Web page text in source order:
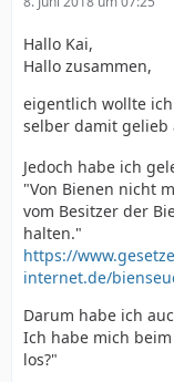
Hallo Kai,
Hallo zusammen,
eigentlich wollte
selber damit gelieb
Jedoch habe ich
"Von Bienen nicht
vom Besitzer der
halten."
https://
internet.de/
Darum habe ich
Ich habe mich
los?"